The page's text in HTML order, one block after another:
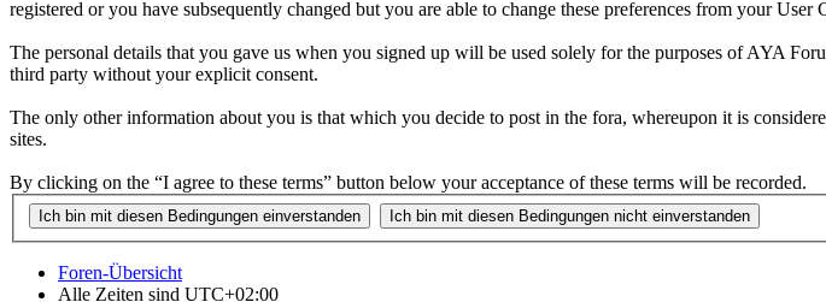
registered or you have subsequently changed but you are able to change these preferences from your
The personal details that you gave us when you signed up will be used solely for the purposes of AYA
third party without your explicit consent.
The only other information about you is that which you decide to post in the fora, whereupon it is
sites.
By clicking on the “I agree to these terms” button below your acceptance of these terms will be recorded.
Foren-Übersicht
Alle Zeiten sind UTC+02:00